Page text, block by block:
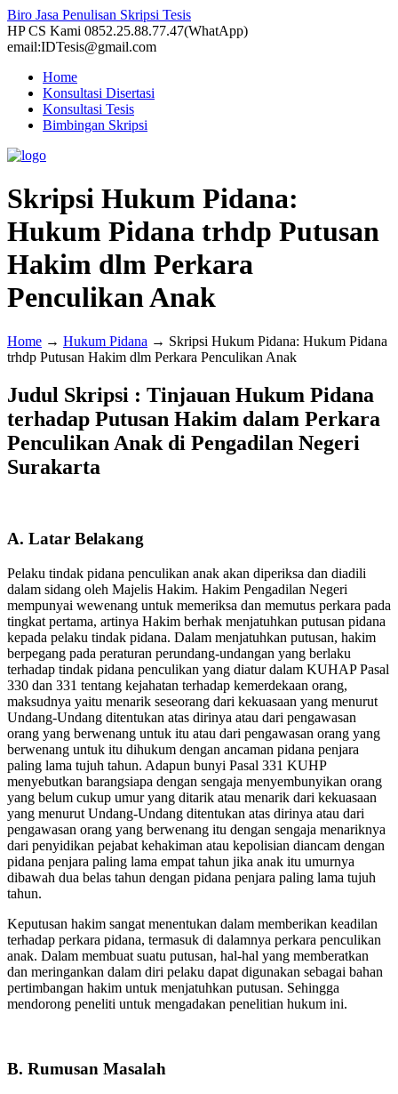
Biro Jasa Penulisan Skripsi Tesis
HP CS Kami 0852.25.88.77.47(WhatApp)
email:IDTesis@gmail.com
Home
Konsultasi Disertasi
Konsultasi Tesis
Bimbingan Skripsi
Skripsi Hukum Pidana:
Hukum Pidana trhdp Putusan
Hakim dlm Perkara
Penculikan Anak
Home → Hukum Pidana → Skripsi Hukum Pidana: Hukum Pidana
trhdp Putusan Hakim dlm Perkara Penculikan Anak
Judul Skripsi : Tinjauan Hukum Pidana
terhadap Putusan Hakim dalam Perkara
Penculikan Anak di Pengadilan Negeri
Surakarta
A. Latar Belakang
Pelaku tindak pidana penculikan anak akan diperiksa dan diadili
dalam sidang oleh Majelis Hakim. Hakim Pengadilan Negeri
mempunyai wewenang untuk memeriksa dan memutus perkara pada
tingkat pertama, artinya Hakim berhak menjatuhkan putusan pidana
kepada pelaku tindak pidana. Dalam menjatuhkan putusan, hakim
berpegang pada peraturan perundang-undangan yang berlaku
terhadap tindak pidana penculikan yang diatur dalam KUHAP Pasal
330 dan 331 tentang kejahatan terhadap kemerdekaan orang,
maksudnya yaitu menarik seseorang dari kekuasaan yang menurut
Undang-Undang ditentukan atas dirinya atau dari pengawasan
orang yang berwenang untuk itu atau dari pengawasan orang yang
berwenang untuk itu dihukum dengan ancaman pidana penjara
paling lama tujuh tahun. Adapun bunyi Pasal 331 KUHP
menyebutkan barangsiapa dengan sengaja menyembunyikan orang
yang belum cukup umur yang ditarik atau menarik dari kekuasaan
yang menurut Undang-Undang ditentukan atas dirinya atau dari
pengawasan orang yang berwenang itu dengan sengaja menariknya
dari penyidikan pejabat kehakiman atau kepolisian diancam dengan
pidana penjara paling lama empat tahun jika anak itu umurnya
dibawah dua belas tahun dengan pidana penjara paling lama tujuh
tahun.
Keputusan hakim sangat menentukan dalam memberikan keadilan
terhadap perkara pidana, termasuk di dalamnya perkara penculikan
anak. Dalam membuat suatu putusan, hal-hal yang memberatkan
dan meringankan dalam diri pelaku dapat digunakan sebagai bahan
pertimbangan hakim untuk menjatuhkan putusan. Sehingga
mendorong peneliti untuk mengadakan penelitian hukum ini.
B. Rumusan Masalah